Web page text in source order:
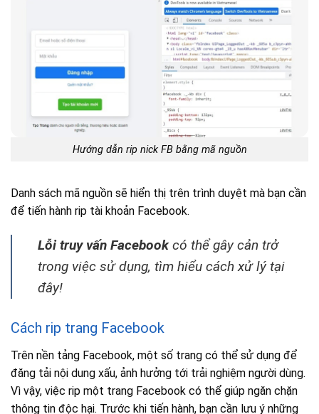
Hướng dẫn rip nick FB bằng mã nguồn
Danh sách mã nguồn sẽ hiển thị trên trình duyệt mà bạn cần
để tiến hành rip tài khoản Facebook.
Lỗi truy vấn Facebookcó thể gây cản trở
trong việc sử dụng, tìm hiểu cách xử lý tại
đây!
Cách rip trang Facebook
Trên nền tảng Facebook, một số trang có thể sử dụng để
đăng tải nội dung xấu, ảnh hưởng tới trải nghiệm người dùng.
Vì vậy, việc rip một trang Facebook có thể giúp ngăn chặn
thông tin độc hại. Trước khi tiến hành, bạn cần lưu ý những